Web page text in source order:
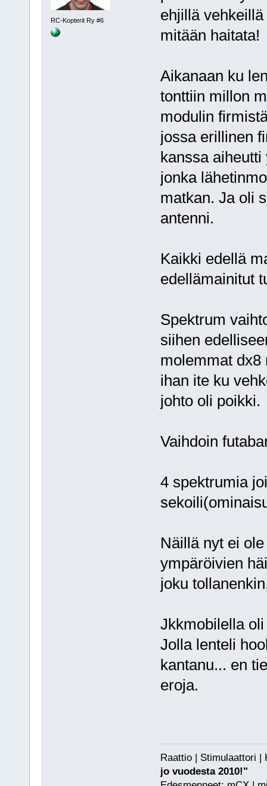
RC-Kopterit Ry #6
ehjillä
mitään haitata!
Aikanaan ku
tonttiin millon
modulin
jossa erillinen
kanssa
jonka
matkan. Ja oli
antenni.
Kaikki edellä
edellämainitut
Spektrum
siihen
molemmat dx8
ihan ite ku
johto oli poikki.
Vaihdoin
4 spektrumia
Näillä nyt ei
ympäröivien
joku
Jkkmobilella
Jolla lenteli
kantanu... en
eroja.
Raattio |
jo vuodesta 2010!"